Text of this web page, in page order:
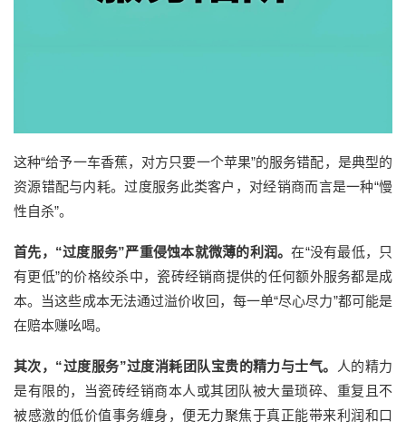
这种“给予一车香蕉，对方只要一个苹果”的服务错配，是典型的
资源错配与内耗。过度服务此类客户，对经销商而言是一种“慢
性自杀”。
首先， “过度服务”严重侵蚀本就微薄的利润。在“没有最低，只
有更低”的价格绞杀中，瓷砖经销商提供的任何额外服务都是成
本。 当这些成本无法通过溢价收回，每一单“尽心尽力”都可能是
在赔本赚吆喝。
其次， “过度服务”过度消耗团队宝贵的精力与士气。
人的精力
是有限的，当瓷砖经销商本人或其团队被大量琐碎、重复且不
被感激的低价值事务缠身，便无力聚焦于真正能带来利润和口